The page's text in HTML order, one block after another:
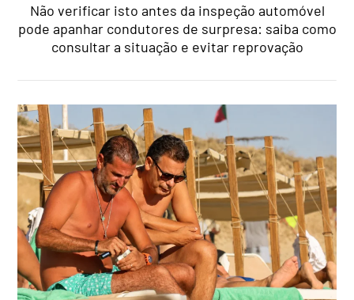
Não verificar isto antes da inspeção automóvel
pode apanhar condutores de surpresa: saiba como
consultar a situação e evitar reprovação